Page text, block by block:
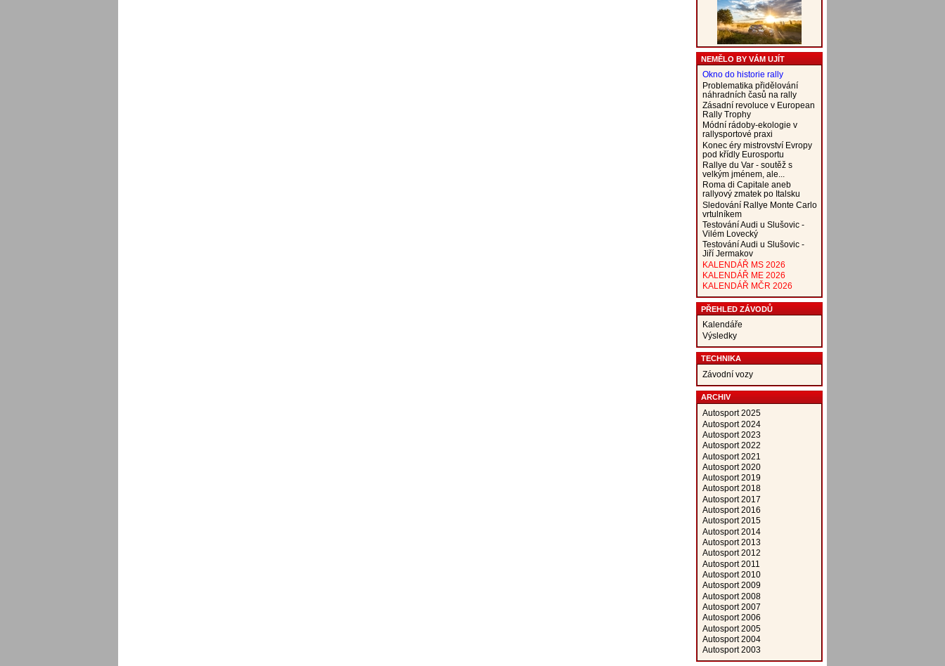
NEMĚLO BY VÁM UJÍT
Okno do historie rally
Problematika přidělování
náhradních časů na rally
Zásadní revoluce v European
Rally Trophy
Módní rádoby-ekologie v
rallysportové praxi
Konec éry mistrovství Evropy
pod křídly Eurosportu
Rallye du Var - soutěž s
velkým jménem, ale...
Roma di Capitale aneb
rallyový zmatek po Italsku
Sledování Rallye Monte Carlo
vrtulníkem
Testování Audi u Slušovic -
Vilém Lovecký
Testování Audi u Slušovic -
Jiří Jermakov
KALENDÁŘ MS 2026
KALENDÁŘ ME 2026
KALENDÁŘ MČR 2026
PŘEHLED ZÁVODŮ
Kalendáře
Výsledky
TECHNIKA
Závodní vozy
ARCHIV
Autosport 2025
Autosport 2024
Autosport 2023
Autosport 2022
Autosport 2021
Autosport 2020
Autosport 2019
Autosport 2018
Autosport 2017
Autosport 2016
Autosport 2015
Autosport 2014
Autosport 2013
Autosport 2012
Autosport 2011
Autosport 2010
Autosport 2009
Autosport 2008
Autosport 2007
Autosport 2006
Autosport 2005
Autosport 2004
Autosport 2003